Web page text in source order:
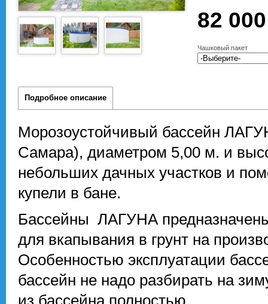
82 000
Чашковый пакет
Подробное описание
Морозоустойчивый бассейн
Самара), диаметром 5,00 м. и
небольших дачных участков и
купели в бане.
Бассейны ЛАГУНА
для вкапывания в грунт на
Особенностью эксплуатации
бассейн не надо разбирать на